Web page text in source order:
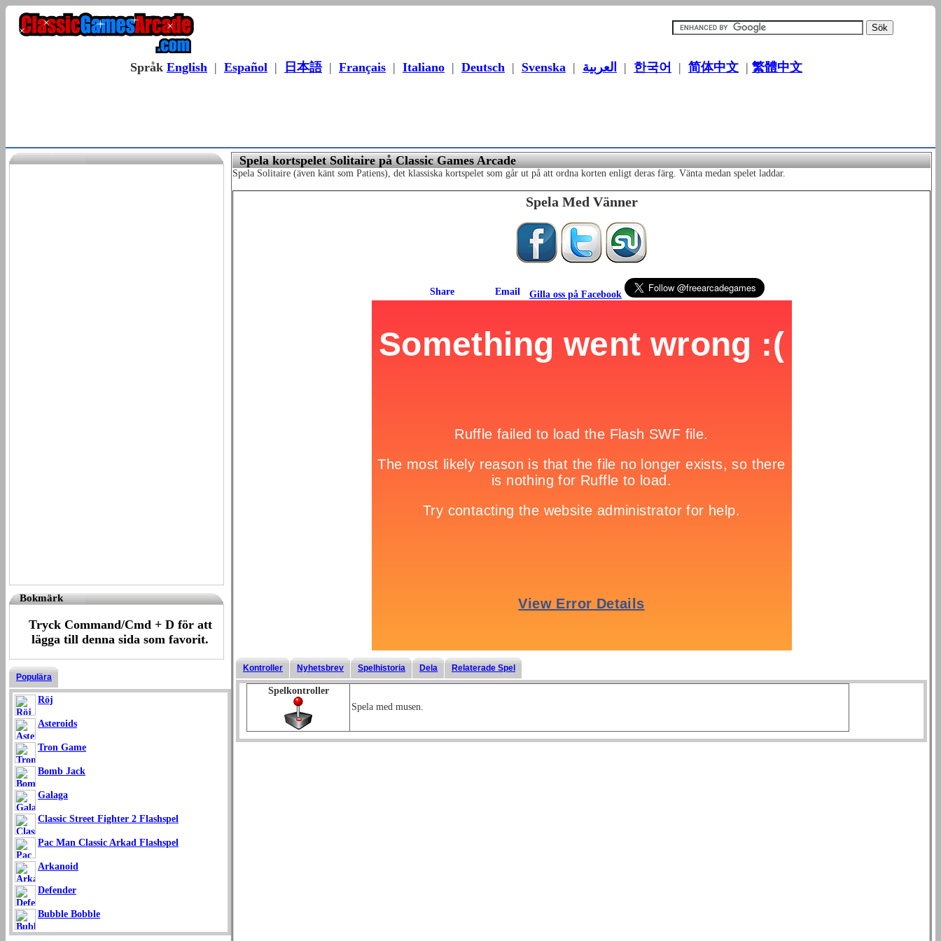
Språk English | Español | 日本語| Français | Italiano | Deutsch | Svenska | العربية | 한국어 | 简体中文 | 繁體中文
Bokmärk
Tryck Command/Cmd + D för att
lägga till denna sida som favorit.
Populära
Röj
Asteroids
Tron Game
Bomb Jack
Galaga
Classic Street Fighter 2 Flashspel
Pac Man Classic Arkad Flashspel
Arkanoid
Defender
Bubble Bobble
Spela kortspelet Solitaire på Classic Games Arcade
Spela Solitaire (även känt som Patiens), det klassiska kortspelet som går ut på att ordna korten enligt deras färg. Vänta medan spelet laddar.
Spela Med Vänner
Gilla oss på Facebook
Kontroller Nyhetsbrev Spelhistoria Dela Relaterade Spel
Spelkontroller
Spela med musen.